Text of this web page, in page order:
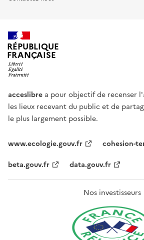
RÉPUBLIQUE
FRANÇAISE
acceslibre a pour objectif de recenser
les lieux recevant du public et de
le plus largement possible.
www.ecologie.gouv.fr
cohesion-
beta.gouv.fr
data.gouv.fr
Nos investisseurs